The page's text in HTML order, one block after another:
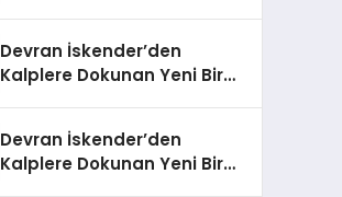
Devran İskender’den
Kalplere Dokunan Yeni Bir
Devran İskender’den
Kalplere Dokunan Yeni Bir